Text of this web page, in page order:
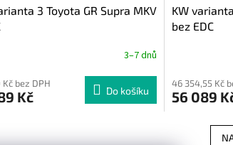
3 Toyota GR Supra MKV
3–7 dnů
bez DPH
Kč Do košíku
KW
bez EDC
46 354,55 Kč
56 089